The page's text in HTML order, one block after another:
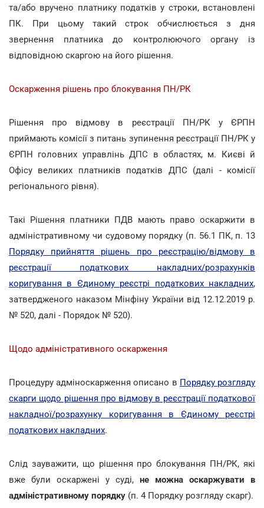
та/або вручено платнику податків у строки, встановлені
ПК. При цьому такий строк обчислюється з дня
звернення платника до контролюючого органу із
відповідною скаргою на його рішення.
Оскарження рішень про блокування ПН/РК
Рішення про відмову в реєстрації ПН/РК у ЄРПН
приймають комісії з питань зупинення реєстрації ПН/РК у
ЄРПН головних управлінь ДПС в областях, м. Києві й
Офісу великих платників податків ДПС (далі - комісії
регіонального рівня).
Такі Рішення платники ПДВ мають право оскаржити в
адміністративному чи судовому порядку (п. 56.1 ПК, п. 13
Порядку прийняття рішень про реєстрацію/відмову в
реєстрації податкових накладних/розрахунків
коригування в Єдиному реєстрі податкових накладних,
затвердженого наказом Мінфіну України від 12.12.2019 р.
№ 520, далі - Порядок № 520).
Щодо адміністративного оскарження
Процедуру адміноскарження описано в Порядку розгляду
скарги щодо рішення про відмову в реєстрації податкової
накладної/розрахунку коригування в Єдиному реєстрі
податкових накладних.
Слід зауважити, що рішення про блокування ПН/РК, які
вже були оскаржені у суді, не можна оскаржувати в
адміністративному порядку (п. 4 Порядку розгляду скарг).